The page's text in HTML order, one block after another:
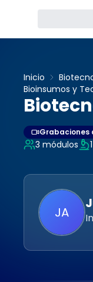
Inicio
Bioinsumos y
Grabaciones
3 módulos
JA